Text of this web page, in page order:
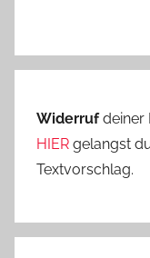
Widerrufdeiner
HIER gelangst
Textvorschlag.